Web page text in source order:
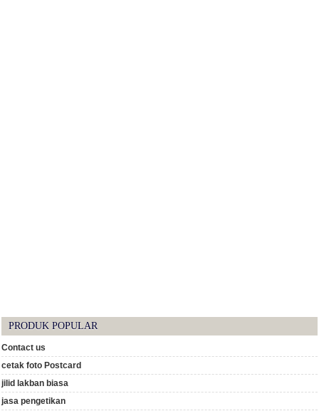
PRODUK POPULAR
Contact us
cetak foto Postcard
jilid lakban biasa
jasa pengetikan